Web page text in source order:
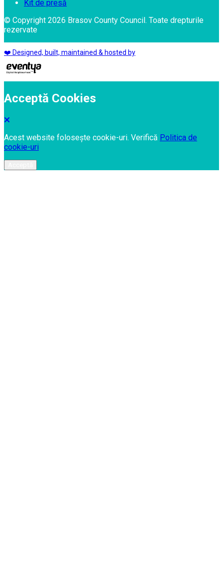
Kit de presă
© Copyright 2026 Brasov County Council. Toate drepturile
rezervate
❤️ Designed, built, maintained & hosted by
Acceptă Cookies
Acest website folosește cookie-uri. Verifică Politica de
cookie-uri